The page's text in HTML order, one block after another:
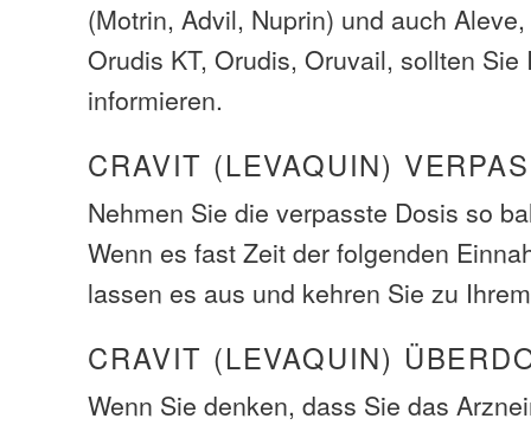
(Motrin, Advil, Nuprin) und auch
Orudis KT, Orudis, Oruvail, sollten Sie
informieren.
CRAVIT (LEVAQUIN)
Nehmen Sie die verpasste Dosis so
Wenn es fast Zeit der folgenden
lassen es aus und kehren Sie zu
CRAVIT (LEVAQUIN)
Wenn Sie denken, dass Sie das